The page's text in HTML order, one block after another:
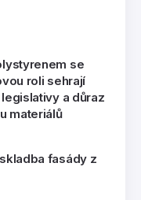
se
roli sehrají
a důraz
materiálů
fasády z